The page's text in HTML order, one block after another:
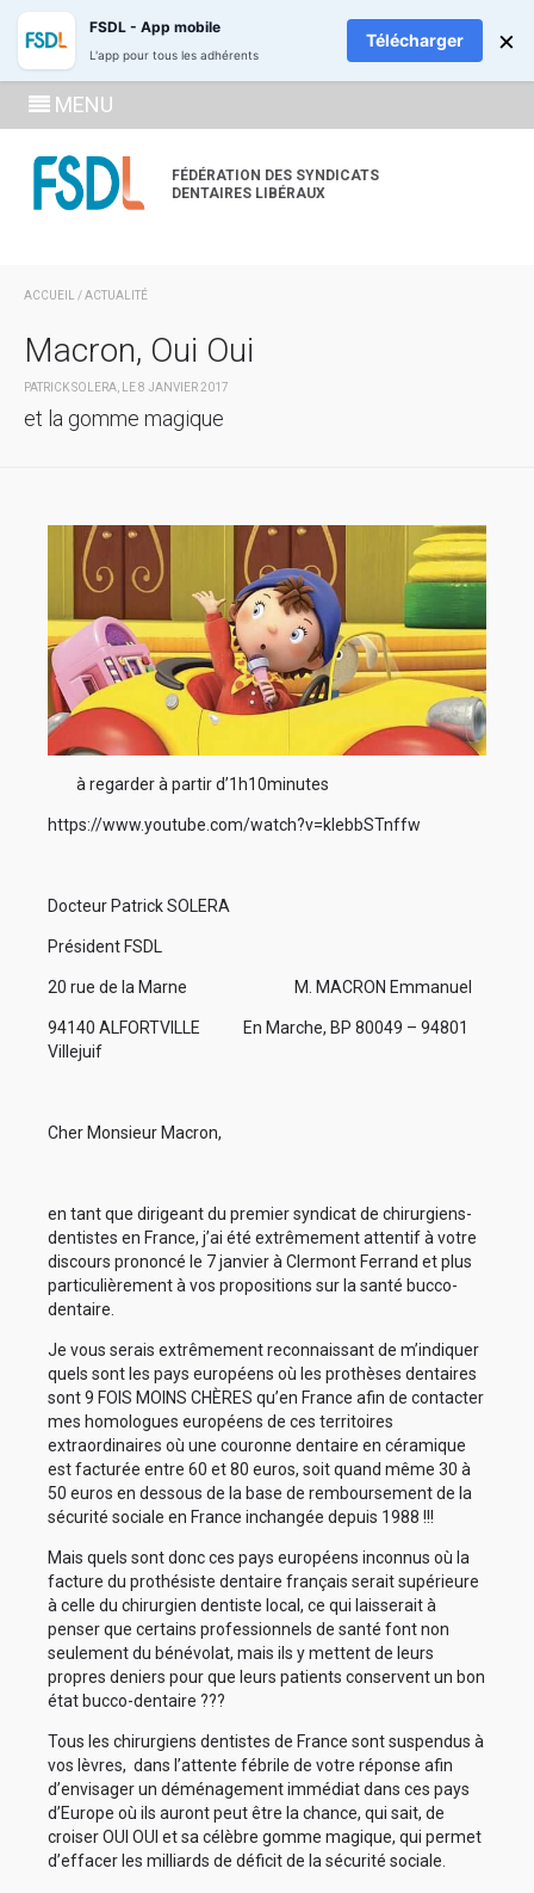
FÉDÉRATION DES SYNDICATS
DENTAIRES LIBÉRAUX
ADHÉREZ
MENU
ACCUEIL /ACTUALITÉ
Macron, Oui Oui
PATRICK SOLERA, LE 8 JANVIER 2017
et la gomme magique
à regarder à partir d’1h10minutes
https://www.youtube.com/watch?v=kIebbSTnffw
Docteur Patrick SOLERA
Président FSDL
20 rue de la Marne M. MACRON Emmanuel
94140 ALFORTVILLE En Marche, BP 80049 – 94801
Villejuif
Cher Monsieur Macron,
en tant que dirigeant du premier syndicat de chirurgiens-
dentistes en France, j’ai été extrêmement attentif à votre
discours prononcé le 7 janvier à Clermont Ferrand et plus
particulièrement à vos propositions sur la santé bucco-
dentaire.
Je vous serais extrêmement reconnaissant de m’indiquer
quels sont les pays européens où les prothèses dentaires
sont 9 FOIS MOINS CHÈRES qu’en France afin de contacter
mes homologues européens de ces territoires
extraordinaires où une couronne dentaire en céramique
est facturée entre 60 et 80 euros, soit quand même 30 à
50 euros en dessous de la base de remboursement de la
sécurité sociale en France inchangée depuis 1988 !!!
Mais quels sont donc ces pays européens inconnus où la
facture du prothésiste dentaire français serait supérieure
à celle du chirurgien dentiste local, ce qui laisserait à
penser que certains professionnels de santé font non
seulement du bénévolat, mais ils y mettent de leurs
propres deniers pour que leurs patients conservent un bon
état bucco-dentaire ???
Tous les chirurgiens dentistes de France sont suspendus à
vos lèvres, dans l’attente fébrile de votre réponse afin
d’envisager un déménagement immédiat dans ces pays
d’Europe où ils auront peut être la chance, qui sait, de
croiser OUI OUI et sa célèbre gomme magique, qui permet
d’effacer les milliards de déficit de la sécurité sociale.
FSDL - App mobile
L'app pour tous les adhérents
Télécharger ×